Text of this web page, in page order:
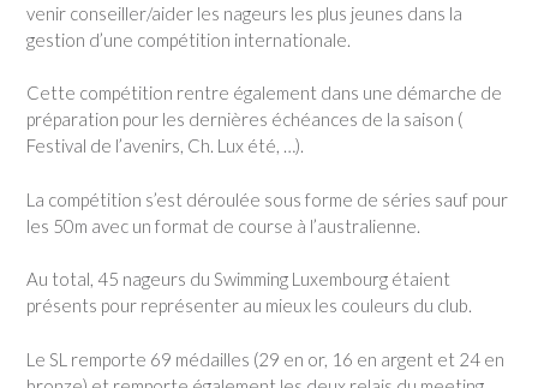
venir conseiller/aider les nageurs les plus jeunes dans la
gestion d’une compétition internationale.
Cette compétition rentre également dans une démarche de
préparation pour les dernières échéances de la saison (
Festival de l’avenirs, Ch. Lux été, …).
La compétition s’est déroulée sous forme de séries sauf pour
les 50m avec un format de course à l’australienne.
Au total, 45 nageurs du Swimming Luxembourg étaient
présents pour représenter au mieux les couleurs du club.
Le SL remporte 69 médailles (29 en or, 16 en argent et 24 en